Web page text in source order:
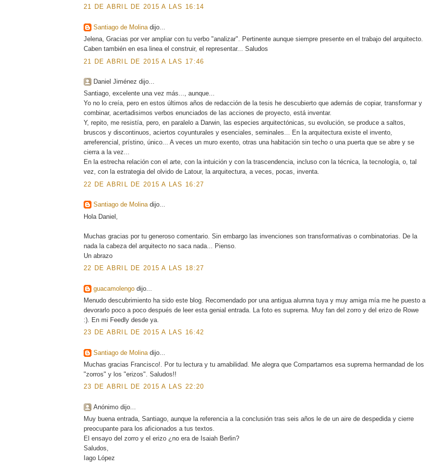
21 DE ABRIL DE 2015 A LAS 16:14
Santiago de Molinadijo...
Jelena, Gracias por ver ampliar con tu verbo "analizar". Pertinente aunque siempre presente en el trabajo del arquitecto.
Caben también en esa linea el construir, el representar... Saludos
21 DE ABRIL DE 2015 A LAS 17:46
Daniel Jiménez dijo...
Santiago, excelente una vez más..., aunque...
Yo no lo creía, pero en estos últimos años de redacción de la tesis he descubierto que además de copiar, transformar y
combinar, acertadisimos verbos enunciados de las acciones de proyecto, está inventar.
Y, repito, me resistía, pero, en paralelo a Darwin, las especies arquitectónicas, su evolución, se produce a saltos,
bruscos y discontinuos, aciertos coyunturales y esenciales, seminales... En la arquitectura existe el invento,
arreferencial, prístino, único... A veces un muro exento, otras una habitación sin techo o una puerta que se abre y se
cierra a la vez...
En la estrecha relación con el arte, con la intuición y con la trascendencia, incluso con la técnica, la tecnología, o, tal
vez, con la estrategia del olvido de Latour, la arquitectura, a veces, pocas, inventa.
22 DE ABRIL DE 2015 A LAS 16:27
Santiago de Molinadijo...
Hola Daniel,
Muchas gracias por tu generoso comentario. Sin embargo las invenciones son transformativas o combinatorias. De la
nada la cabeza del arquitecto no saca nada... Pienso.
Un abrazo
22 DE ABRIL DE 2015 A LAS 18:27
guacamolengodijo...
Menudo descubrimiento ha sido este blog. Recomendado por una antigua alumna tuya y muy amiga mía me he puesto a
devorarlo poco a poco después de leer esta genial entrada. La foto es suprema. Muy fan del zorro y del erizo de Rowe
:). En mi Feedly desde ya.
23 DE ABRIL DE 2015 A LAS 16:42
Santiago de Molinadijo...
Muchas gracias Francisco!. Por tu lectura y tu amabilidad. Me alegra que Compartamos esa suprema hermandad de los
"zorros" y los "erizos". Saludos!!
23 DE ABRIL DE 2015 A LAS 22:20
Anónimo dijo...
Muy buena entrada, Santiago, aunque la referencia a la conclusión tras seis años le de un aire de despedida y cierre
preocupante para los aficionados a tus textos.
El ensayo del zorro y el erizo ¿no era de Isaiah Berlin?
Saludos,
Iago López